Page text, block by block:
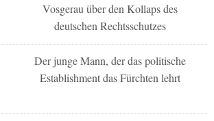
Vosgerau über den Kollaps des
deutschen Rechtsschutzes
Der junge Mann, der das politische
Establishment das Fürchten lehrt